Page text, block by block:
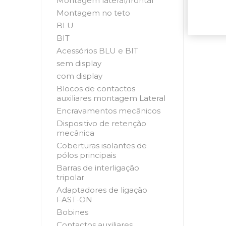
Montagem no teto
BLU
BIT
Acessórios BLU e BIT
sem display
com display
Blocos de contactos
auxiliares montagem Lateral
Encravamentos mecânicos
Dispositivo de retenção
mecânica
Coberturas isolantes de
pólos principais
Barras de interligação
tripolar
Adaptadores de ligação
FAST-ON
Bobines